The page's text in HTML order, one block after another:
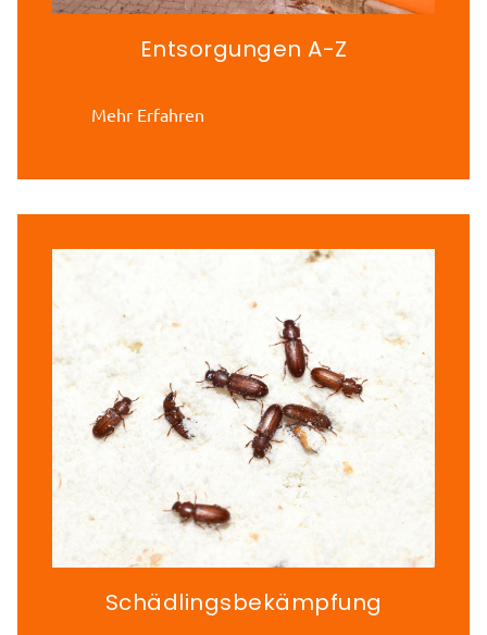
Entsorgungen A-Z
Mehr Erfahren
Schädlingsbekämpfung